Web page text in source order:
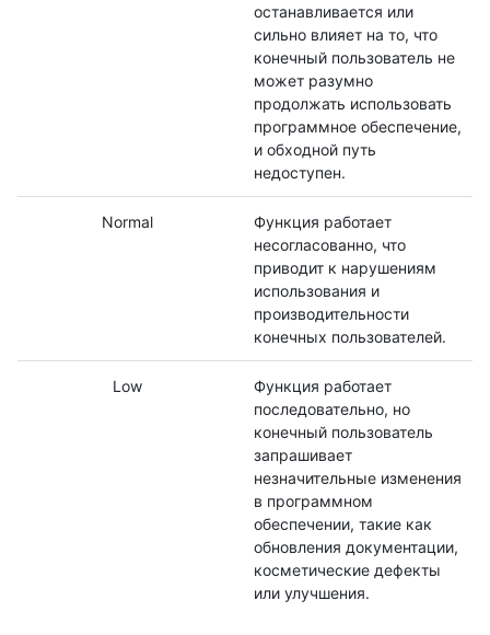
останавливается или
сильно влияет на то, что
конечный пользователь не
может разумно
продолжать использовать
программное обеспечение,
и обходной путь
недоступен.
Normal
Функция работает
несогласованно, что
приводит к нарушениям
использования и
производительности
конечных пользователей.
Low
Функция работает
последовательно, но
конечный пользователь
запрашивает
незначительные изменения
в программном
обеспечении, такие как
обновления документации,
косметические дефекты
или улучшения.